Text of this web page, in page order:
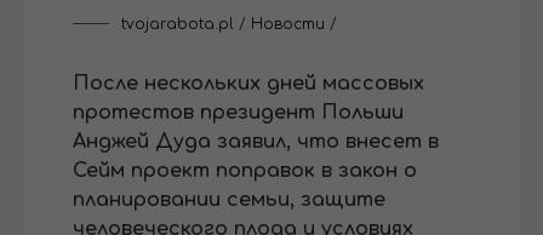
tvojarabota.pl / Новости /
После нескольких дней массовых
протестов президент Польши
Анджей Дуда заявил, что внесет в
Сейм проект поправок в закон о
планировании семьи, защите
человеческого плода и условиях